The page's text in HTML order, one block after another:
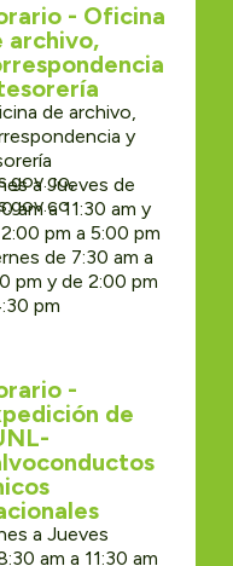
- Oficina
archivo,
de archivo,
y
a Jueves de
am a 11:30 am y
pm a 5:00 pm
de 7:30 am a
pm y de 2:00 pm
pm
-
de
a Jueves
am a 11:30 am